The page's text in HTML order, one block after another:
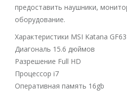
предоставить наушники,
оборудование.
Характеристики MSI Katana GF63
Диагональ 15.6 дюймов
Разрешение Full HD
Процессор i7
Оперативная память 16gb